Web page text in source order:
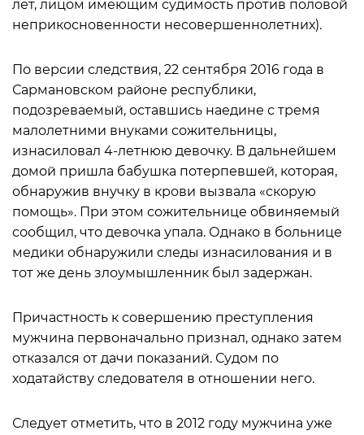
лет, лицом имеющим судимость против половой
неприкосновенности несовершеннолетних).
По версии следствия, 22 сентября 2016 года в
Сармановском районе республики,
подозреваемый, оставшись наедине с тремя
малолетними внуками сожительницы,
изнасиловал 4-летнюю девочку. В дальнейшем
домой пришла бабушка потерпевшей, которая,
обнаружив внучку в крови вызвала «скорую
помощь». При этом сожительнице обвиняемый
сообщил, что девочка упала. Однако в больнице
медики обнаружили следы изнасилования и в
тот же день злоумышленник был задержан.
Причастность к совершению преступления
мужчина первоначально признал, однако затем
отказался от дачи показаний. Судом по
ходатайству следователя в отношении него.
Следует отметить, что в 2012 году мужчина уже